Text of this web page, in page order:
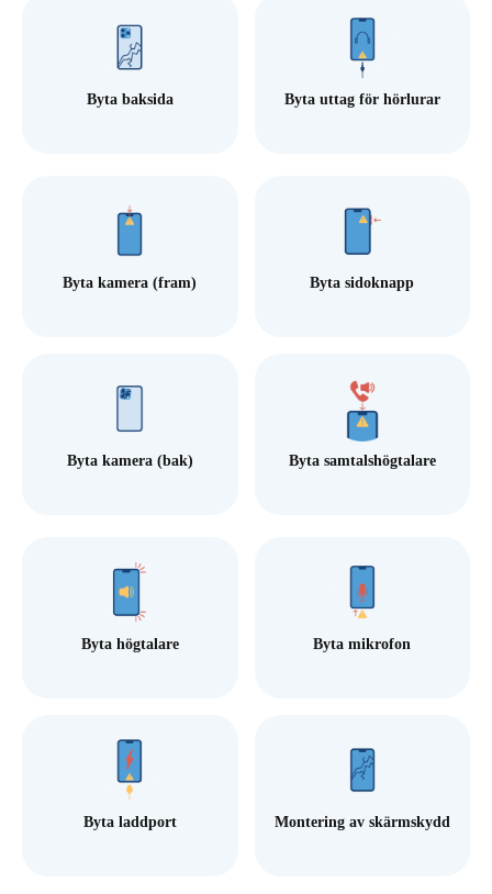
Byta baksida Byta uttag för hörlurar
Byta kamera (fram) Byta sidoknapp
Byta kamera (bak) Byta samtalshögtalare
Byta högtalare Byta mikrofon
Byta laddport Montering av skärmskydd